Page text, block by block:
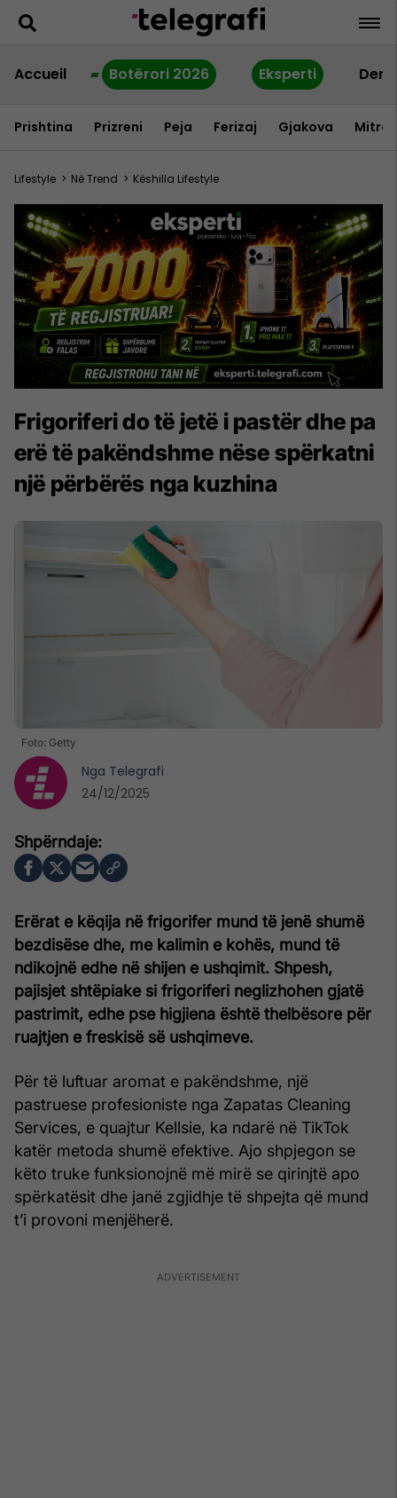
Accueil Botërori 2026 Eksperti
Prishtina Prizreni Peja Ferizaj Gjakova
Lifestyle > Në Trend > Këshilla Lifestyle
Frigoriferi do të jetë i pastër dhe pa
erë të pakëndshme nëse spërkatni
një përbërës nga kuzhina
Foto: Getty
Erërat e këqija në frigorifer mund të jenë shumë
bezdisëse dhe, me kalimin e kohës, mund të
ndikojnë edhe në shijen e ushqimit. Shpesh,
pajisjet shtëpiake si frigoriferi neglizhohen gjatë
pastrimit, edhe pse higjiena është thelbësore për
ruajtjen e freskisë së ushqimeve.
Për të luftuar aromat e pakëndshme, një
pastruese profesioniste nga Zapatas Cleaning
Services, e quajtur Kellsie, ka ndarë në TikTok
katër metoda shumë efektive. Ajo shpjegon se
këto truke funksionojnë më mirë se qirinjtë apo
spërkatësit dhe janë zgjidhje të shpejta që mund
t’i provoni menjëherë.
Nga Telegrafi
24/12/2025